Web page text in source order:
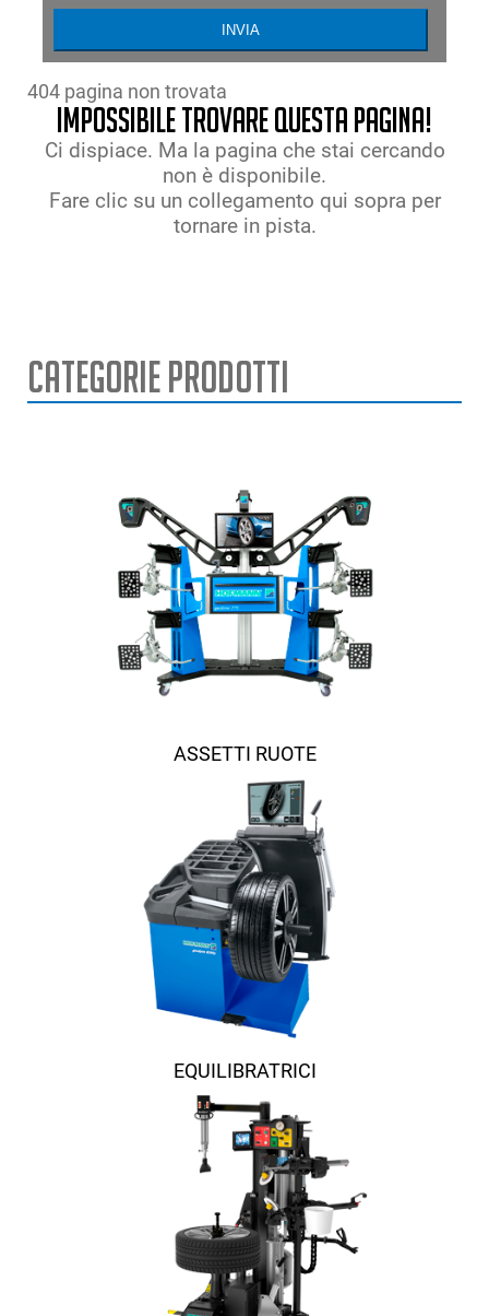
404 pagina non trovata
Impossibile trovare questa pagina!
Ci dispiace. Ma la pagina che stai cercando
non è disponibile.
Fare clic su un collegamento qui sopra per
tornare in pista.
Categorie Prodotti
ASSETTI RUOTE
EQUILIBRATRICI